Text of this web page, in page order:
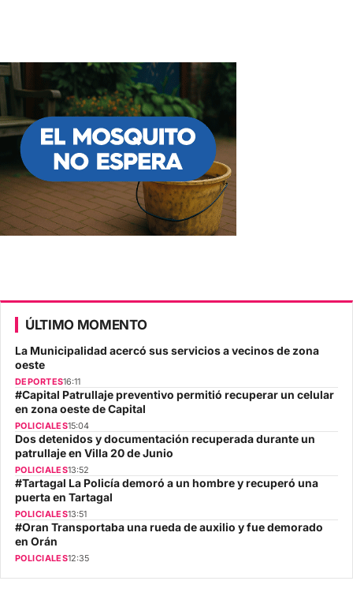
ÚLTIMO MOMENTO
La Municipalidad acercó sus servicios a vecinos de zona
oeste
DEPORTES16:11
#Capital Patrullaje preventivo permitió recuperar un celular
en zona oeste de Capital
POLICIALES15:04
Dos detenidos y documentación recuperada durante un
patrullaje en Villa 20 de Junio
POLICIALES13:52
#Tartagal La Policía demoró a un hombre y recuperó una
puerta en Tartagal
POLICIALES13:51
#Oran Transportaba una rueda de auxilio y fue demorado
en Orán
POLICIALES12:35